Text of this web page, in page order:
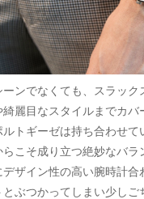
ンでなくても、スラック
麗目なスタイルまでカバ
トギーゼは持ち合わせて
こそ成り立つ絶妙なバラ
ザイン性の高い腕時計合
ぶつかってしまい少しご